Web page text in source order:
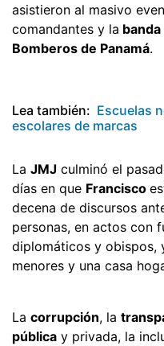
asistieron al masivo
comandantes y la
Bomberos de Panamá.
Lea también: Escuelas
escolares de marcas
La JMJ culminó el
días en que Francisco
decena de discursos
personas, en actos con
diplomáticos y obispos,
menores y una casa
La corrupción, la
pública y privada, la